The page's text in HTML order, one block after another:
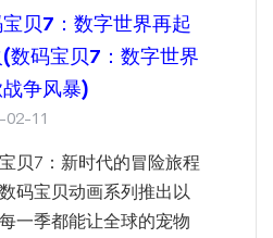
贝7：数字世界再起
数码宝贝7：数字世界
争风暴)
02-11
贝7：新时代的冒险旅程
码宝贝动画系列推出以
一季都能让全球的宠物